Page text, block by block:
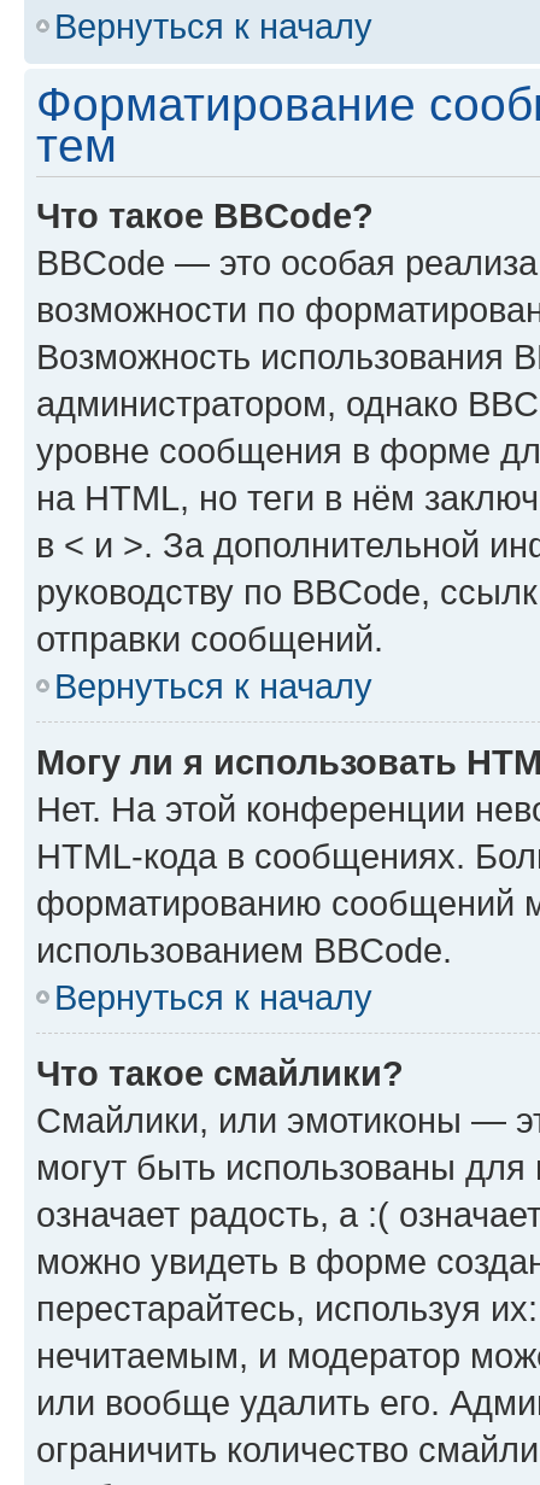
Вернуться к началу
Форматирование
тем
Что такое BBCode?
BBCode — это особая
возможности по
Возможность использования
администратором, однако
уровне сообщения в форме
на HTML, но теги в нём
в < и >. За дополнительной
руководству по BBCode,
отправки сообщений.
Вернуться к началу
Могу ли я использовать
Нет. На этой конференции
HTML-кода в сообщениях.
форматированию сообщений
использованием BBCode.
Вернуться к началу
Что такое смайлики?
Смайлики, или эмотиконы —
могут быть использованы
означает радость, а :(
можно увидеть в форме
перестарайтесь, используя
нечитаемым, и модератор
или вообще удалить его.
ограничить количество